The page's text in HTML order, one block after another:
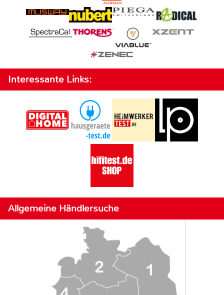
Interessante Links:
Allgemeine Händlersuche